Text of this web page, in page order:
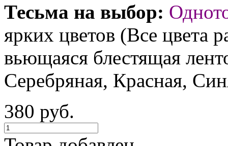
Тесьма на выбор:
ярких цветов (Все цвета
вьющаяся блестящая
Серебряная, Красная,
380 руб.